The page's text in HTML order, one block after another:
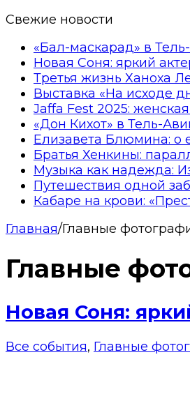
Свежие новости
«Бал-маскарад» в
Новая Соня: яркий
Третья жизнь Ханоха
Выставка «На исходе
Jaffa Fest 2025:
«Дон Кихот» в Тель-
Елизавета Блюмина: о
Братья Хенкины:
Музыка как надежда:
Путешествия одной
Кабаре на крови:
Главная/Главные
Главные
Новая Соня:
Все события, Главные